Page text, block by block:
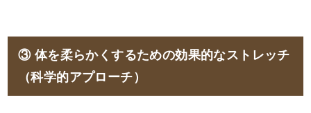
③ 体を柔らかくするための効果的なストレッチ
（科学的アプローチ）